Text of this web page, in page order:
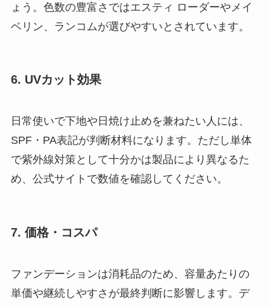
ょう。色数の豊富さではエスティ ローダーやメイ
ベリン、ランコムが選びやすいとされています。
6. UVカット効果
日常使いで下地や日焼け止めを兼ねたい人には、
SPF・PA表記が判断材料になります。ただし単体
で紫外線対策として十分かは製品により異なるた
め、公式サイトで数値を確認してください。
7. 価格・コスパ
ファンデーションは消耗品のため、容量あたりの
単価や継続しやすさが最終判断に影響します。デ